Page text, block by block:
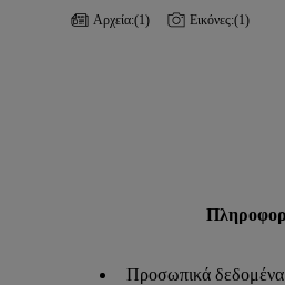
Αρχεία:(1) Εικόνες:(1)
Προσωπικά δεδομένα